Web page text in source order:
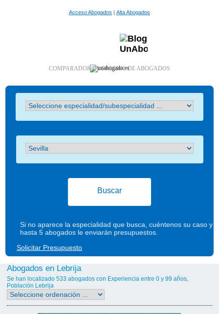
Acceso Abogados |Alta Abogados
COMPARADOR DE PRECIOS DE ABOGADOS
Buscar
Si no aparece la especialidad que busca, cuéntenos su caso y
hasta 5 abogados le enviarán presupuestos.
Solicitar Presupuesto
Abogados en Lebrija
Se han localizado 533 abogados con Experiencia entre 0 y 99 años,
Población Lebrija